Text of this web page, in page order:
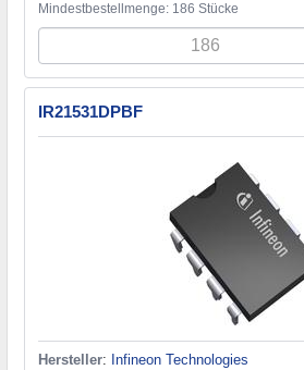
Mindestbestellmenge: 186 Stücke
IR21531DPBF
Hersteller: Infineon Technologies